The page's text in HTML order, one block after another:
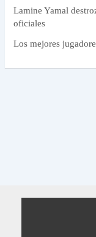
Lamine Yamal
oficiales
Los mejores